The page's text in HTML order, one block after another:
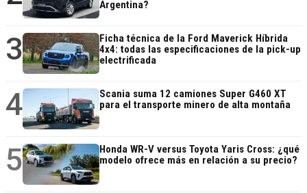
Argentina?
3
Ficha técnica de la Ford Maverick Híbrida
4x4: todas las especificaciones de la pick-up
electrificada
4
Scania suma 12 camiones Super G460 XT
para el transporte minero de alta montaña
5
Honda WR-V versus Toyota Yaris Cross: ¿qué
modelo ofrece más en relación a su precio?